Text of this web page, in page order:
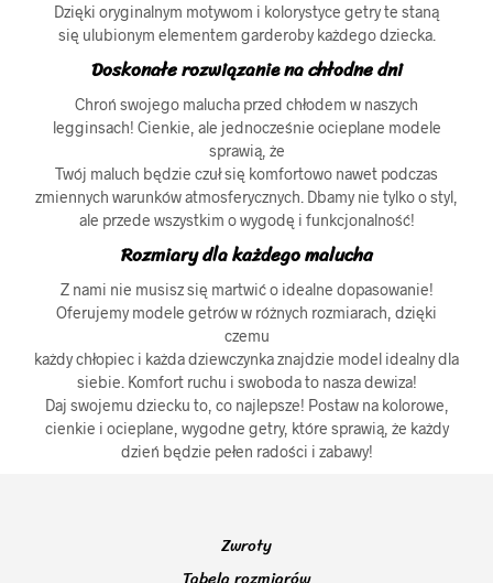
Dzięki oryginalnym motywom i kolorystyce getry te staną
się ulubionym elementem garderoby każdego dziecka.
Doskonałe rozwiązanie na chłodne dni
Chroń swojego malucha przed chłodem w naszych
legginsach! Cienkie, ale jednocześnie ocieplane modele
sprawią, że
Twój maluch będzie czuł się komfortowo nawet podczas
zmiennych warunków atmosferycznych. Dbamy nie tylko o styl,
ale przede wszystkim o wygodę i funkcjonalność!
Rozmiary dla każdego malucha
Z nami nie musisz się martwić o idealne dopasowanie!
Oferujemy modele getrów w różnych rozmiarach, dzięki
czemu
każdy chłopiec i każda dziewczynka znajdzie model idealny dla
siebie. Komfort ruchu i swoboda to nasza dewiza!
Daj swojemu dziecku to, co najlepsze! Postaw na kolorowe,
cienkie i ocieplane, wygodne getry, które sprawią, że każdy
dzień będzie pełen radości i zabawy!
Zwroty